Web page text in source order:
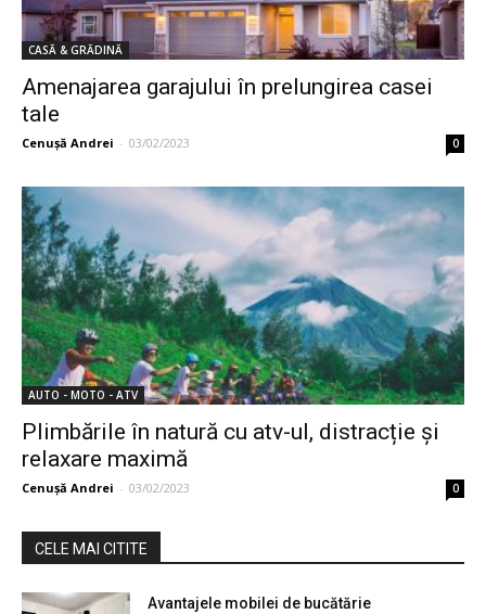
CASĂ & GRĂDINĂ
Amenajarea garajului în prelungirea casei
tale
Cenuşă Andrei - 03/02/2023 0
AUTO - MOTO - ATV
Plimbările în natură cu atv-ul, distracție şi
relaxare maximă
Cenuşă Andrei - 03/02/2023 0
CELE MAI CITITE
Avantajele mobilei de bucătărie